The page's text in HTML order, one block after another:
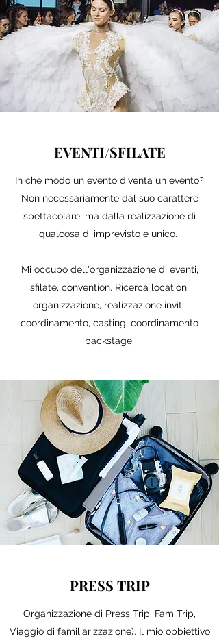
EVENTI/SFILATE
In che modo un evento diventa un evento?
Non necessariamente dal suo carattere
spettacolare, ma dalla realizzazione di
qualcosa di imprevisto e unico.
Mi occupo dell'organizzazione di eventi,
sfilate, convention. Ricerca location,
organizzazione, realizzazione inviti,
coordinamento, casting, coordinamento
backstage.
PRESS TRIP
Organizzazione di Press Trip, Fam Trip,
Viaggio di familiarizzazione). Il mio obbiettivo